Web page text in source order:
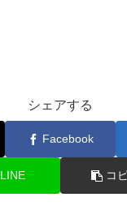
シェアする
Facebook
LINE コ